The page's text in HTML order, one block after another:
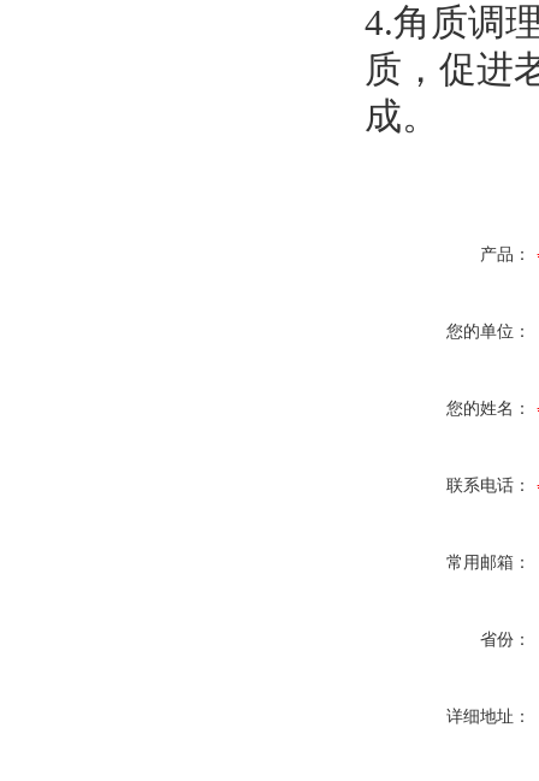
4.角质调
质，促进
成。
产品：
您的单位：
您的姓名：
联系电话：
常用邮箱：
省份：
详细地址：